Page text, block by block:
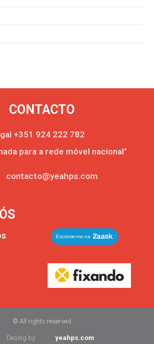
CONTACTO
+351 924 222 782
para a rede móvel nacional"
contacto@yeahps.com
© All rights reserved
Desing by: yeahps.com